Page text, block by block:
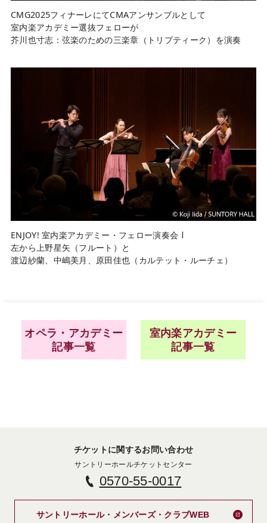
CMG2025フィナーレにてCMAアンサンブルとして
室内楽アカデミー選抜フェローが
芥川也寸志：弦楽のための三楽章（トリプティーク）を演奏
ENJOY! 室内楽アカデミー・フェロー演奏会 Ⅰ
左から上野星矢（フルート）と
渡辺紗蘭、中嶋美月、原田佳也（カルテット・ルーチェ）
オペラ・アカデミー
記事一覧
室内楽アカデミー
記事一覧
チケットに関するお問い合わせ
サントリーホールチケットセンター
0570-55-0017
サントリーホール・メンバーズ・クラブWEB